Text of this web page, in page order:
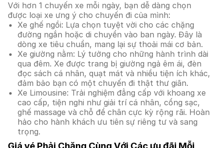
Với hơn 1 chuyến xe mỗi ngày, bạn dễ dàng chọn
được loại xe ưng ý cho chuyến đi của mình:
Xe ghế ngồi: Lựa chọn tuyệt vời cho các chặng
đường ngắn hoặc di chuyển vào ban ngày. Đây là
dòng xe tiêu chuẩn, mang lại sự thoải mái cơ bản.
Xe giường nằm: Lý tưởng cho những hành trình dài
qua đêm. Xe được trang bị giường ngả êm ái, đèn
đọc sách cá nhân, quạt mát và nhiều tiện ích khác,
đảm bảo bạn có một chuyến đi thật thư giãn.
Xe Limousine: Trải nghiệm đẳng cấp với khoang xe
cao cấp, tiện nghi như giải trí cá nhân, cổng sạc,
ghế massage và chỗ để chân cực kỳ rộng rãi. Hoàn
hảo cho hành khách ưu tiên sự riêng tư và sang
trọng.